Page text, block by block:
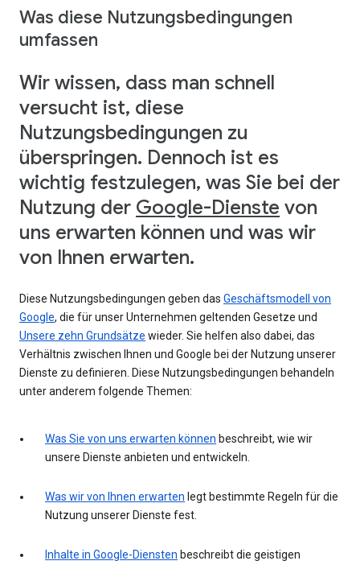
Was diese Nutzungsbedingungen
umfassen
Wir wissen, dass man schnell
versucht ist, diese
Nutzungsbedingungen zu
überspringen. Dennoch ist es
wichtig festzulegen, was Sie bei der
Nutzung der Google-Dienste von
uns erwarten können und was wir
von Ihnen erwarten.
Diese Nutzungsbedingungen geben das Geschäftsmodell von
Google, die für unser Unternehmen geltenden Gesetze und
Unsere zehn Grundsätze wieder. Sie helfen also dabei, das
Verhältnis zwischen Ihnen und Google bei der Nutzung unserer
Dienste zu definieren. Diese Nutzungsbedingungen behandeln
unter anderem folgende Themen:
Was Sie von uns erwarten können beschreibt, wie wir
unsere Dienste anbieten und entwickeln.
Was wir von Ihnen erwarten legt bestimmte Regeln für die
Nutzung unserer Dienste fest.
Inhalte in Google-Diensten beschreibt die geistigen